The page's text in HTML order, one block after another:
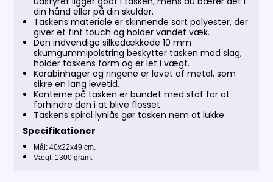
din hånd eller på din skulder.
Taskens materiale er skinnende sort polyester, der
giver et fint touch og holder vandet væk.
Den indvendige silkedækkede 10 mm
skumgummipolstring beskytter tasken mod slag,
holder taskens form og er let i vægt.
Karabinhager og ringene er lavet af metal, som
sikre en lang levetid.
Kanterne på tasken er bundet med stof for at
forhindre den i at blive flosset.
Taskens spiral lynlås gør tasken nem at lukke.
Specifikationer
Mål: 40x22x49 cm.
Vægt: 1300 gram.